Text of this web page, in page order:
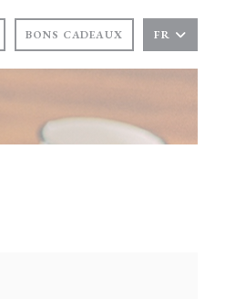
BONS CADEAUX FR